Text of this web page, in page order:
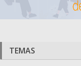
TEMAS